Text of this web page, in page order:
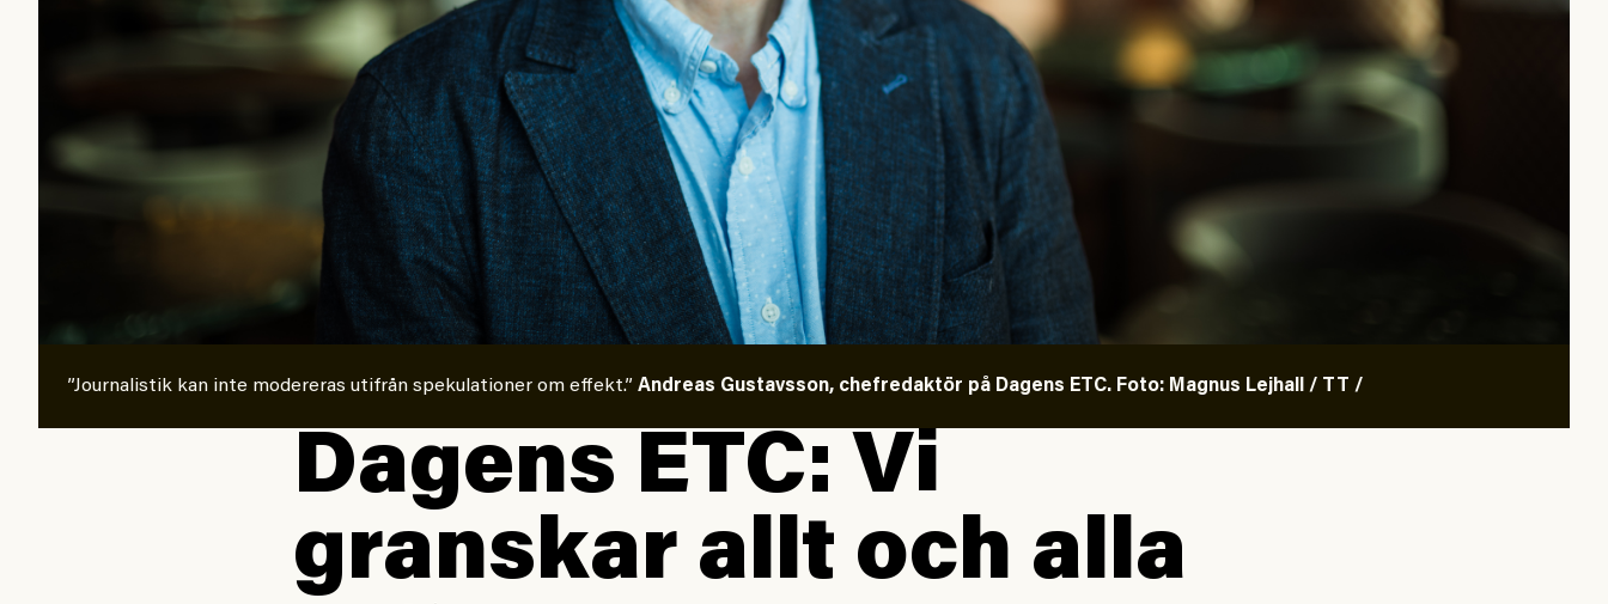
”Journalistik kan inte modereras utifrån spekulationer om effekt.” Andreas Gustavsson, chefredaktör på Dagens ETC. Foto: Magnus Lejhall / TT /
Dagens ETC: Vi
granskar allt och alla